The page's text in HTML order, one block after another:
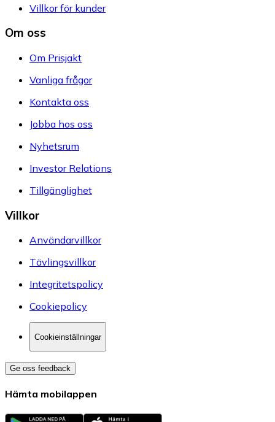
Villkor för kunder
Om oss
Om Prisjakt
Vanliga frågor
Kontakta oss
Jobba hos oss
Nyhetsrum
Investor Relations
Tillgänglighet
Villkor
Användarvillkor
Tävlingsvillkor
Integritetspolicy
Cookiepolicy
Cookieinställningar
Ge oss feedback
Hämta mobilappen